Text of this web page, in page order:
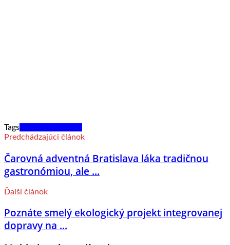
Tags
Predchádzajúci článok
Čarovná adventná Bratislava láka tradičnou
gastronómiou, ale ...
Ďalší článok
Poznáte smelý ekologický projekt integrovanej
dopravy na ...